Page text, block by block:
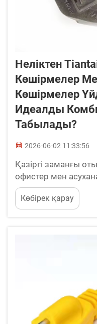
Неліктен
Көшірмелер
Көшірмелер
Идеалды
Табылады?
2026-06-02 11:33:56
Қазіргі заманғы
офистер мен
жоғары
ақылды әрі қуатты
қозғалмалы
стандартты
маңызды қиындық
Көбірек қарау